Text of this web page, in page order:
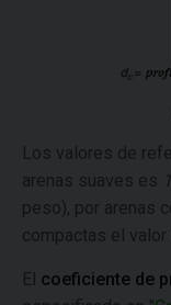
Los valores de
arenas suaves es
peso), por arenas
compactas el valor
El coeficiente de